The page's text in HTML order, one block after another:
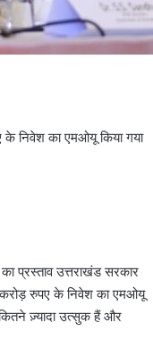
के निवेश का एमओयू किया गया
प्रस्ताव उत्तराखंड सरकार
करोड़ रुपए के निवेश का एमओयू
ज़्यादा उत्सुक हैं और